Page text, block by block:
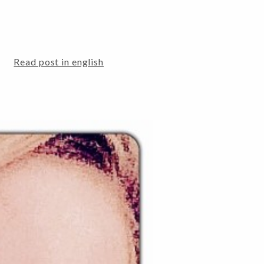
Read post in english